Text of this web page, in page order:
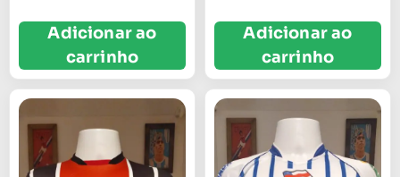
Adicionar ao
carrinho
Adicionar ao
carrinho